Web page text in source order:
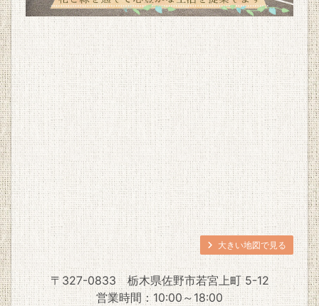
大きい地図で見る
〒327-0833
栃木県佐野市若宮上町 5-12
営業時間：10:00～18:00